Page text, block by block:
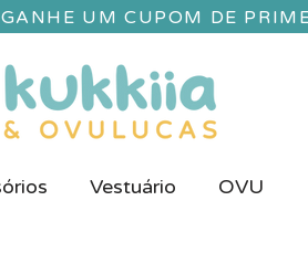
UM CUPOM DE
Vestuário OVU